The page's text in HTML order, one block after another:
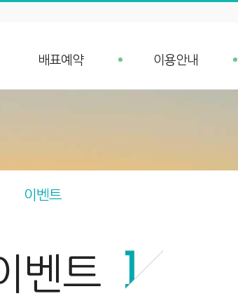
배표예약
배표예약
차량 예약안내
이용안내
예약안내
이벤트
벤트